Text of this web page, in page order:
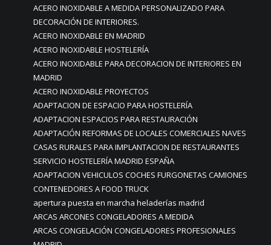
ACERO INOXIDABLE A MEDIDA PERSONALIZADO PARA
DECORACIÓN DE INTERIORES.
ACERO INOXIDABLE EN MADRID
ACERO INOXIDABLE HOSTELERÍA
ACERO INOXIDABLE PARA DECORACION DE INTERIORES EN
MADRID
ACERO INOXIDABLE PROYECTOS
ADAPTACION DE ESPACIO PARA HOSTELERÍA
ADAPTACION ESPACIOS PARA RESTAURACIÓN
ADAPTACIÓN REFORMAS DE LOCALES COMERCIALES NAVES
CASAS RURALES PARA IMPLANTACION DE RESTAURANTES
SERVICIO HOSTELERÍA MADRID ESPAÑA
ADAPTACION VEHICULOS COCHES FURGONETAS CAMIONES
CONTENEDORES A FOOD TRUCK
apertura puesta en marcha heladerías madrid
ARCAS ARCONES CONGELADORES A MEDIDA
ARCAS CONGELACIÓN CONGELADORES PROFESIONALES